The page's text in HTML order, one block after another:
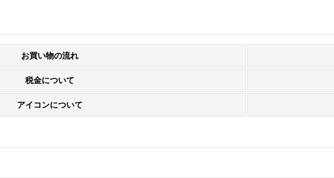
お買い物の流れ
税金について
アイコンについて